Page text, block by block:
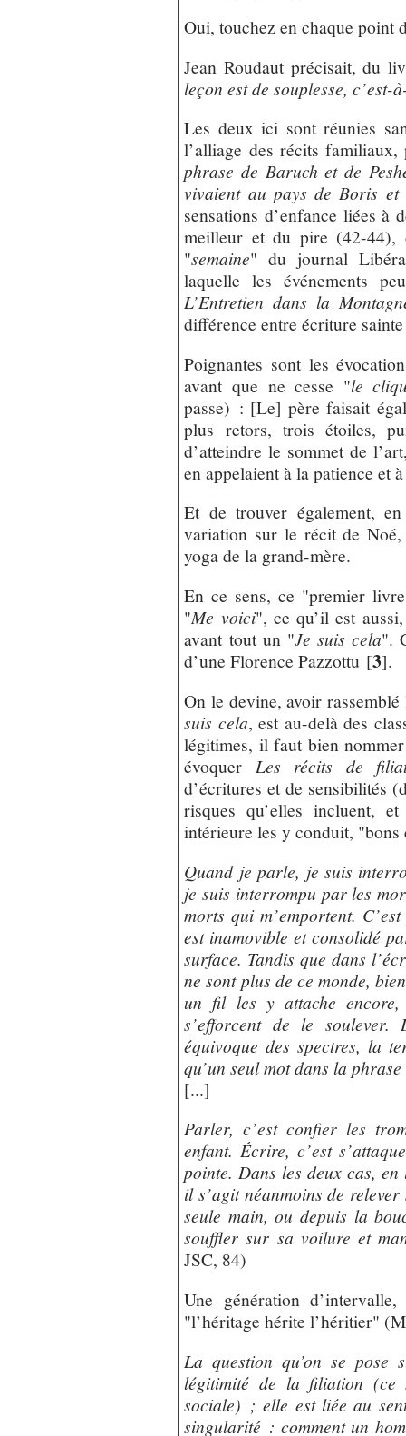
Oui, touchez en chaque point
Jean Roudaut précisait, du
leçon est de souplesse, c’est-
Les deux ici sont réunies
l’alliage des récits
phrase de Baruch et de
vivaient au pays de Boris et
sensations d’enfance liées à
meilleur et du pire (42-44),
"semaine" du journal
laquelle les événements
L’Entretien dans la
différence entre écriture
Poignantes sont les
avant que ne cesse "le
passe) : [Le] père faisait
plus retors, trois étoiles,
d’atteindre le sommet de
en appelaient à la patience et
Et de trouver également,
variation sur le récit de
yoga de la grand-mère.
En ce sens, ce "premier
"Me voici", ce qu’il est
avant tout un "Je suis cela".
d’une Florence Pazzottu [3].
On le devine, avoir
suis cela, est au-delà des
légitimes, il faut bien
évoquer Les récits de
d’écritures et de sensibilités
risques qu’elles incluent,
intérieure les y conduit, "bons
Quand je parle, je suis
je suis interrompu par les
morts qui m’emportent.
est inamovible et consolidé
surface. Tandis que dans
ne sont plus de ce monde,
un fil les y attache
s’efforcent de le soulever.
équivoque des spectres, la
qu’un seul mot dans la
[...]
Parler, c’est confier les
enfant. Écrire, c’est
pointe. Dans les deux cas, en
il s’agit néanmoins de
seule main, ou depuis la
souffler sur sa voilure et
JSC, 84)
Une génération
"l’héritage hérite l’héritier"
La question qu’on se
légitimité de la filiation (ce
sociale) ; elle est liée au
singularité : comment un